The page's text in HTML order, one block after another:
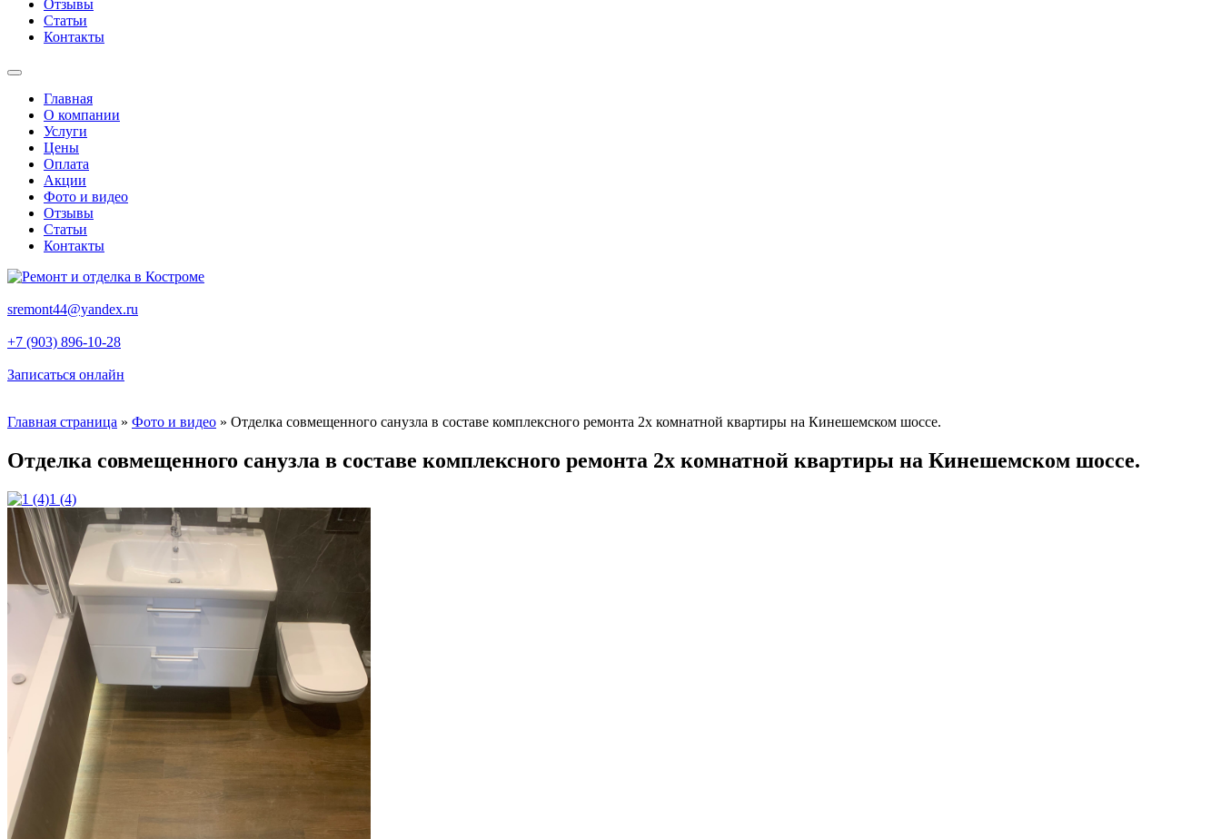
Отзывы
Статьи
Контакты
Главная
О компании
Услуги
Цены
Оплата
Акции
Фото и видео
Отзывы
Статьи
Контакты
sremont44@yandex.ru
+7 (903) 896-10-28
Записаться онлайн
Главная страница » Фото и видео » Отделка совмещенного санузла в составе комплексного ремонта 2х комнатной квартиры на Кинешемском шоссе.
Отделка совмещенного санузла в составе комплексного ремонта 2х комнатной квартиры на Кинешемском шоссе.
1 (4)